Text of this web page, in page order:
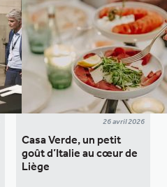
26 avril 2026
Casa Verde, un petit
goût d’Italie au cœur de
Liège